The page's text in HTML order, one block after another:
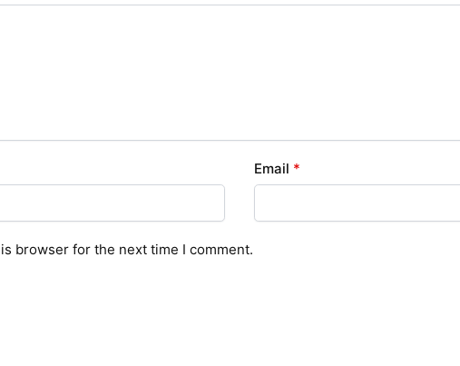
Email *
browser for the next time I comment.